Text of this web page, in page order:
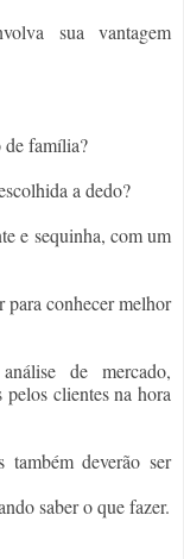
sua vantagem
de família?
a dedo?
e sequinha, com um
para conhecer melhor
de mercado,
clientes na hora
deverão ser
saber o que fazer.